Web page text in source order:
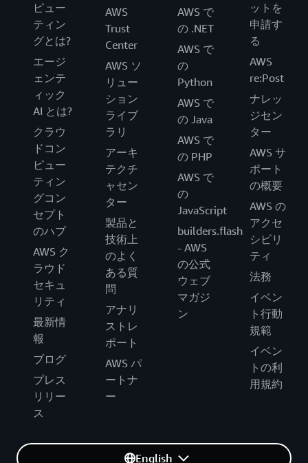
ピュー
ティン
グとは?
エージ
ェンテ
ィック
AI とは?
クラウ
ドコン
ピュー
ティン
グコン
セプト
のハブ
AWS ク
ラウド
セキュ
リティ
最新情
報
ブログ
プレス
リリー
ス
AWS
Trust
Center
AWS ソ
リュー
ション
ライブ
ラリ
アーキ
テクチ
ャセン
ター
製品と
技術上
のよく
ある質
問
アナリ
ストレ
ポート
AWS パ
ートナ
ー
AWS で
の .NET
AWS で
の
Python
AWS で
の Java
AWS で
の PHP
AWS で
の
JavaScript
builders.flash
- AWS
の公式
ウェブ
マガジ
ン
ットを
申請す
る
AWS
re:Post
ナレッ
ジセン
ター
AWS サ
ポート
の概要
AWS の
アクセ
シビリ
ティ
法務
イベン
ト行動
規範
イベン
トの利
用規約
English